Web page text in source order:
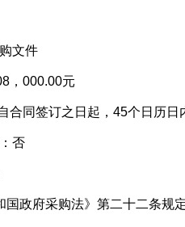
文件
000.00元
同签订之日起，45个日历日
否
政府采购法》第二十二条规